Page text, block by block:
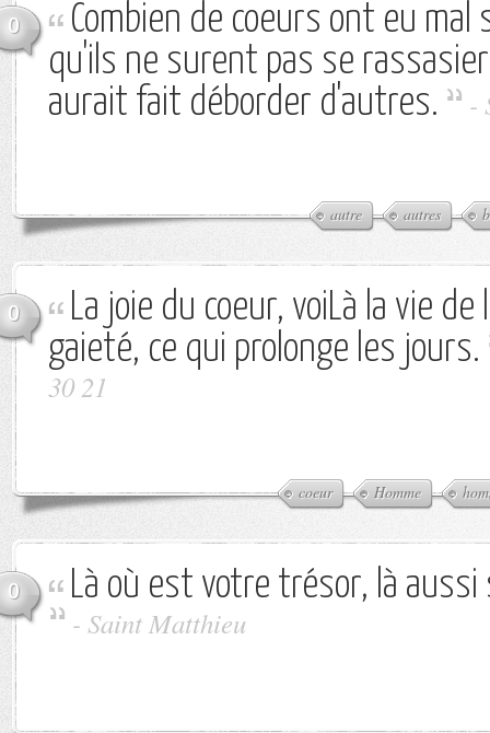
0
Combien de coeurs ont eu mal
qu'ils ne surent pas se
aurait fait déborder d'autres.
-
autre autres
0
La joie du coeur, voiLà la vie de
gaieté, ce qui prolonge les jours.
30 21
coeur Homme
0 Là où est votre trésor, là aussi
- Saint Matthieu